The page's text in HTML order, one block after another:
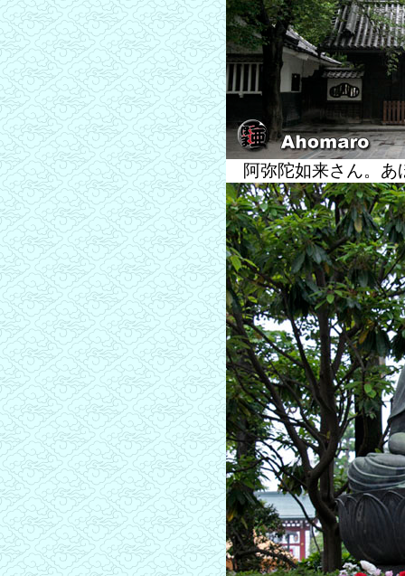
阿弥陀如来さん。あ